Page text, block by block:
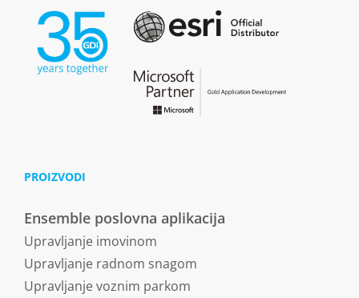
PROIZVODI
Ensemble poslovna aplikacija
Upravljanje imovinom
Upravljanje radnom snagom
Upravljanje voznim parkom